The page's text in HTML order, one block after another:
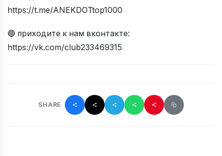
https://t.me/ANEKDOTtop1000
🔵 приходите к нам вконтакте:
https://vk.com/club233469315
SHARE